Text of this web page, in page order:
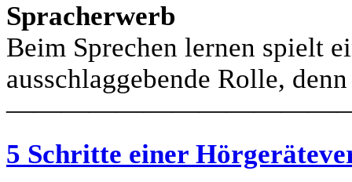
Spracherwerb
Beim Sprechen lernen spielt
ausschlaggebende Rolle,
5 Schritte einer